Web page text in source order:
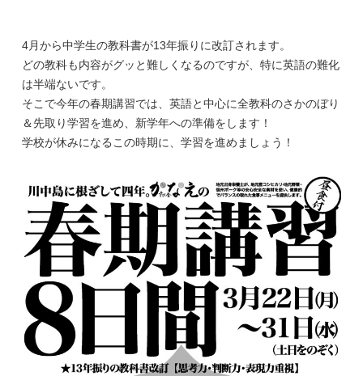
4月から中学生の教科書が13年振りに改訂されます。
どの教科も内容がグッと難しくなるのですが、特に英語の難化
は半端ないです。
そこで今年の春期講習では、英語と中心に全教科のさかのぼり
＆先取り学習を進め、新学年への準備をします！
学校が休みになるこの時期に、学習を進めましょう！